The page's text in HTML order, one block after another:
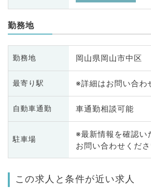
勤務地
勤務地 岡山県岡山市中区
最寄り駅 ※詳細はお問い合わ
自動車通勤 車通勤相談可能
駐車場
※最新情報を確認い
お問い合わせくだ
この求人と条件が近い求人